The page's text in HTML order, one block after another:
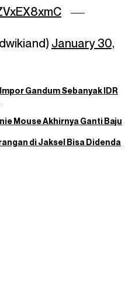
January 30,
Gandum Sebanyak IDR
Mouse Akhirnya Ganti Baju
di Jaksel Bisa Didenda